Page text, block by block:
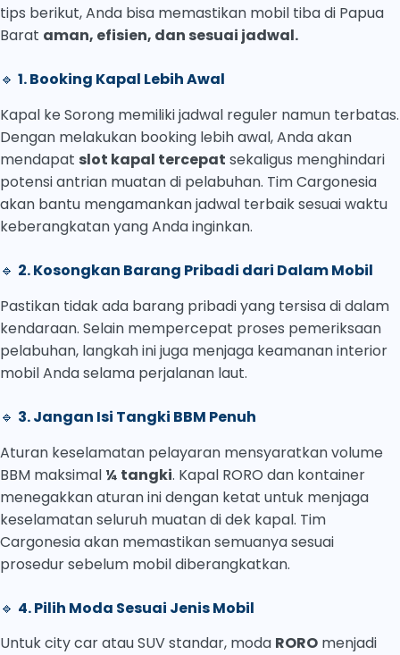
tips berikut, Anda bisa memastikan mobil tiba di Papua
Barat aman, efisien, dan sesuai jadwal.
🔹 1. Booking Kapal Lebih Awal
Kapal ke Sorong memiliki jadwal reguler namun terbatas.
Dengan melakukan booking lebih awal, Anda akan
mendapat slot kapal tercepat sekaligus menghindari
potensi antrian muatan di pelabuhan. Tim Cargonesia
akan bantu mengamankan jadwal terbaik sesuai waktu
keberangkatan yang Anda inginkan.
🔹 2. Kosongkan Barang Pribadi dari Dalam Mobil
Pastikan tidak ada barang pribadi yang tersisa di dalam
kendaraan. Selain mempercepat proses pemeriksaan
pelabuhan, langkah ini juga menjaga keamanan interior
mobil Anda selama perjalanan laut.
🔹 3. Jangan Isi Tangki BBM Penuh
Aturan keselamatan pelayaran mensyaratkan volume
BBM maksimal ¼ tangki. Kapal RORO dan kontainer
menegakkan aturan ini dengan ketat untuk menjaga
keselamatan seluruh muatan di dek kapal. Tim
Cargonesia akan memastikan semuanya sesuai
prosedur sebelum mobil diberangkatkan.
🔹 4. Pilih Moda Sesuai Jenis Mobil
Untuk city car atau SUV standar, moda RORO menjadi